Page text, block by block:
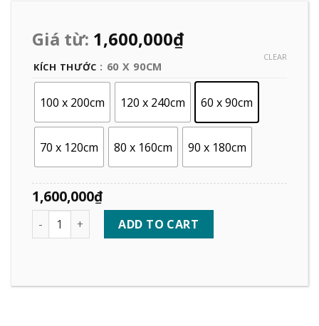
Giá từ: 1,600,000₫
KÍCH THƯỚC : 60 X 90CM
100 x 200cm 120 x 240cm 60 x 90cm
70 x 120cm 80 x 160cm 90 x 180cm
CLEAR
1,600,000₫
Quantity ADD TO CART